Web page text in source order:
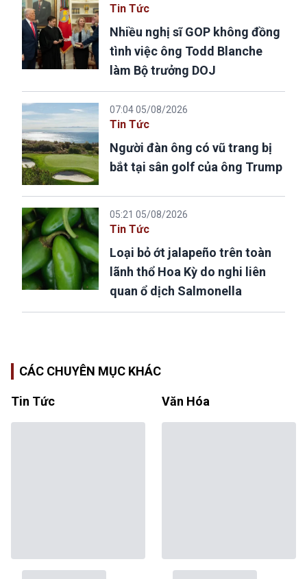
Tin Tức
Nhiều nghị sĩ GOP không đồng
tình việc ông Todd Blanche
làm Bộ trưởng DOJ
07:04 05/08/2026
Tin Tức
Người đàn ông có vũ trang bị
bắt tại sân golf của ông Trump
05:21 05/08/2026
Tin Tức
Loại bỏ ớt jalapeño trên toàn
lãnh thổ Hoa Kỳ do nghi liên
quan ổ dịch Salmonella
CÁC CHUYÊN MỤC KHÁC
Tin Tức Văn Hóa